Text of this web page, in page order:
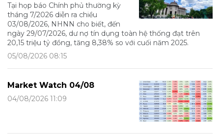
Tại họp báo Chính phủ thường kỳ
tháng 7/2026 diễn ra chiều
03/08/2026, NHNN cho biết, đến
ngày 29/07/2026, dư nợ tín dụng toàn hệ thống đạt trên
20,15 triệu tỷ đồng, tăng 8,38% so với cuối năm 2025.
05/08/2026 08:15
Market Watch 04/08
04/08/2026 11:09